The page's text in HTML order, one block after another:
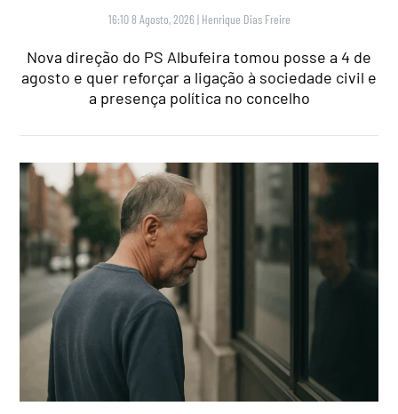
16:10 8 Agosto, 2026 | Henrique Dias Freire
Nova direção do PS Albufeira tomou posse a 4 de
agosto e quer reforçar a ligação à sociedade civil e
a presença política no concelho